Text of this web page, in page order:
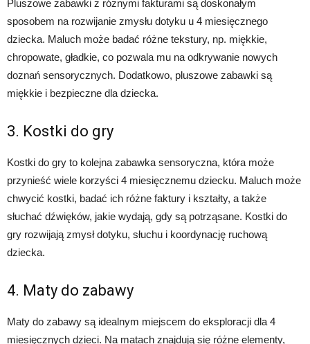
Pluszowe zabawki z różnymi fakturami są doskonałym
sposobem na rozwijanie zmysłu dotyku u 4 miesięcznego
dziecka. Maluch może badać różne tekstury, np. miękkie,
chropowate, gładkie, co pozwala mu na odkrywanie nowych
doznań sensorycznych. Dodatkowo, pluszowe zabawki są
miękkie i bezpieczne dla dziecka.
3. Kostki do gry
Kostki do gry to kolejna zabawka sensoryczna, która może
przynieść wiele korzyści 4 miesięcznemu dziecku. Maluch może
chwycić kostki, badać ich różne faktury i kształty, a także
słuchać dźwięków, jakie wydają, gdy są potrząsane. Kostki do
gry rozwijają zmysł dotyku, słuchu i koordynację ruchową
dziecka.
4. Maty do zabawy
Maty do zabawy są idealnym miejscem do eksploracji dla 4
miesięcznych dzieci. Na matach znajdują się różne elementy,